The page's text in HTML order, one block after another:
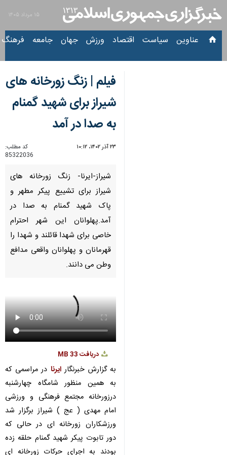
۱۵ مرداد ۱۴۰۵
عناوین‌ سیاست اقتصاد ورزش جهان جامعه فرهنگ
فیلم | زنگ زورخانه های
شیراز برای شهید گمنام
به صدا در آمد
۲۳ آذر ۱۴۰۲، ۱۰:۱۲
کد مطلب:
85322036
PausePlay
00:00